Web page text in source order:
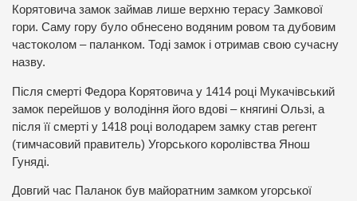
Корятовича замок займав лише верхню терасу Замкової
гори. Саму гору було обнесено водяним ровом та дубовим
частоколом – паланком. Тоді замок і отримав свою сучасну
назву.
Після смерті Федора Корятовича у 1414 році Мукачівський
замок перейшов у володіння його вдові – княгині Ользі, а
після її смерті у 1418 році володарем замку став регент
(тимчасовий правитель) Угорського королівства Янош
Гуняді.
Довгий час Паланок був майоратним замком угорської